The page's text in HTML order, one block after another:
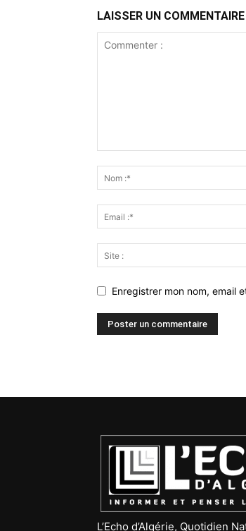
LAISSER UN COMMENTAIRE
Enregistrer mon nom, email
L’Echo d’Algérie, Quotidien